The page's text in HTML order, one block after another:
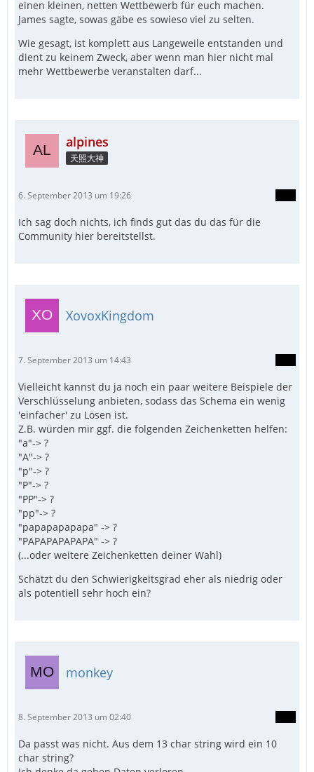
einen kleinen, netten Wettbewerb für euch machen.
James sagte, sowas gäbe es sowieso viel zu selten.
Wie gesagt, ist komplett aus Langeweile entstanden und
dient zu keinem Zweck, aber wenn man hier nicht mal
mehr Wettbewerbe veranstalten darf...
alpines
天照大神
6. September 2013 um 19:26
Ich sag doch nichts, ich finds gut das du das für die
Community hier bereitstellst.
XovoxKingdom
7. September 2013 um 14:43
Vielleicht kannst du ja noch ein paar weitere Beispiele der
Verschlüsselung anbieten, sodass das Schema ein wenig
'einfacher' zu Lösen ist.
Z.B. würden mir ggf. die folgenden Zeichenketten helfen:
"a"-> ?
"A"-> ?
"p"-> ?
"P"-> ?
"PP"-> ?
"pp"-> ?
"papapapapapa" -> ?
"PAPAPAPAPAPA" -> ?
(...oder weitere Zeichenketten deiner Wahl)
Schätzt du den Schwierigkeitsgrad eher als niedrig oder
als potentiell sehr hoch ein?
monkey
8. September 2013 um 02:40
Da passt was nicht. Aus dem 13 char string wird ein 10
char string?